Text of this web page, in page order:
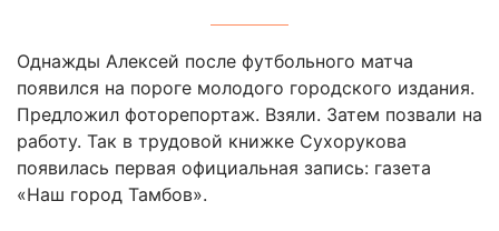
Однажды Алексей после футбольного матча
появился на пороге молодого городского издания.
Предложил фоторепортаж. Взяли. Затем позвали на
работу. Так в трудовой книжке Сухорукова
появилась первая официальная запись: газета
«Наш город Тамбов».